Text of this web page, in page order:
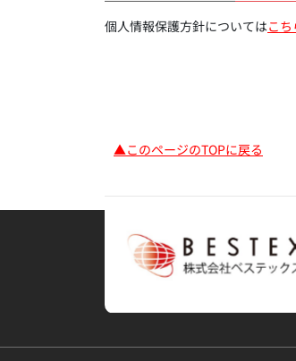
個人情報保護方針についてはこち
▲このページのTOPに戻る